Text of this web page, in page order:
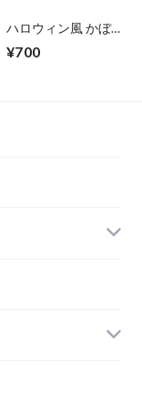
ハロウィン風 かぼ
るテロップベース
¥700